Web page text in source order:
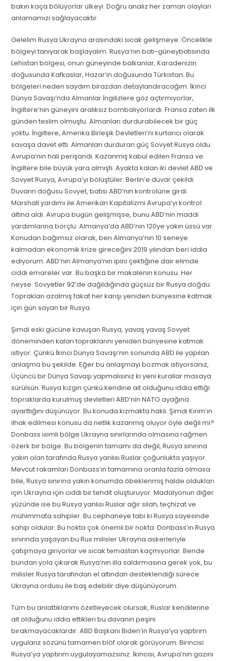
bakın kaça bölüyorlar ülkeyi. Doğru analiz her zaman olayları
anlamamızı sağlayacaktır.
Gelelim Rusya Ukrayna arasındaki sıcak gelişmeye. Öncelikle
bölgeyi tanıyarak başlayalım. Rusya’nın batı-güneybatısında
Lehistan bölgesi, onun güneyinde balkanlar, Karadenizin
doğusunda Kafkaslar, Hazar’ın doğusunda Türkistan. Bu
bölgeleri neden saydım birazdan detaylandıracağım. İkinci
Dünya Savaşı’nda Almanlar İngilizlere göz açtırmıyorlar,
İngiltere’nin güneyini aralıksız bombalıyorlardı. Fransa zaten ilk
günden teslim olmuştu. Almanları durdurabilecek bir güç
yoktu. İngiltere, Amerika Birleşik Devletleri’ni kurtarıcı olarak
savaşa davet etti. Almanları durduran güç Sovyet Rusya oldu.
Avrupa’nın hali perişandı. Kazanmış kabul edilen Fransa ve
İngiltere bile büyük yara almıştı. Ayakta kalan iki devlet ABD ve
Sovyet Rusya, Avrupa’yı bölüştüler. Berlin’e duvar çekildi.
Duvarın doğusu Sovyet, batısı ABD’nin kontrolüne girdi.
Marshall yardımı ile Amerikan Kapitalizmi Avrupa’yı kontrol
altına aldı. Avrupa bugün gelişmişse, bunu ABD’nin maddi
yardımlarına borçlu. Almanya’da ABD’nin 120ye yakın üssü var.
Konudan bağımsız olarak, ben Almanya’nın 10 seneye
kalmadan ekonomik krize gireceğini 2019 yılından beri iddia
ediyorum. ABD’nin Almanya’nın ipini çektiğine dair elimde
ciddi emareler var. Bu başka bir makalenin konusu. Her
neyse. Sovyetler 92’de dağıldığında güçsüz bir Rusya doğdu.
Toprakları azalmış fakat her karışı yeniden bünyesine katmak
için gün sayan bir Rusya.
Şimdi eski gücüne kavuşan Rusya, yavaş yavaş Sovyet
döneminden kalan topraklarını yeniden bünyesine katmak
istiyor. Çünkü İkinci Dünya Savaşı’nın sonunda ABD ile yapılan
anlaşma bu şekilde. Eğer bu anlaşmayı bozmak istiyorsanız,
Üçüncü bir Dünya Savaşı yapmalısınız ki yeni kurallar masaya
sürülsün. Rusya kızgın çünkü kendine ait olduğunu iddia ettiği
topraklarda kurulmuş devletleri ABD’nin NATO ayağına
ayarttığını düşünüyor. Bu konuda kızmakta haklı. Şimdi Kırım’ın
ilhak edilmesi konusu da netlik kazanmış oluyor öyle değil mi?
Donbass isimli bölge Ukrayna sınırlarında olmasına rağmen
özerk bir bölge. Bu bölgenin tamamı da değil, Rusya sınırına
yakın olan tarafında Rusya yanlısı Ruslar çoğunlukta yaşıyor.
Mevcut rakamları Donbass’ın tamamına oranla fazla olmasa
bile, Rusya sınırına yakın konumda öbeklenmiş halde oldukları
için Ukrayna için ciddi bir tehdit oluşturuyor. Madalyonun diğer
yüzünde ise bu Rusya yanlısı Ruslar ağır silah, teçhizat ve
mühimmata sahipler. Bu cephaneye tabi ki Rusya sayesinde
sahip oldular. Bu nokta çok önemli bir nokta. Donbass’ın Rusya
sınırında yaşayan bu Rus milisler Ukrayna askerleriyle
çatışmaya giriyorlar ve sıcak temastan kaçmıyorlar. Bende
bundan yola çıkarak Rusya’nın illa saldırmasına gerek yok, bu
milisler Rusya tarafından el altından desteklendiği sürece
Ukrayna ordusu ile baş edebilir diye düşünüyorum.
Tüm bu anlattıklarımı özetleyecek olursak, Ruslar kendilerine
ait olduğunu iddia ettikleri bu davanın peşini
bırakmayacaklardır. ABD Başkanı Biden’in Rusya’ya yaptırım
uygularız sözünü tamamen blöf olarak görüyorum. Birincisi
Rusya’ya yaptırım uygulayamazsınız. İkincisi, Avrupa’nın gazını